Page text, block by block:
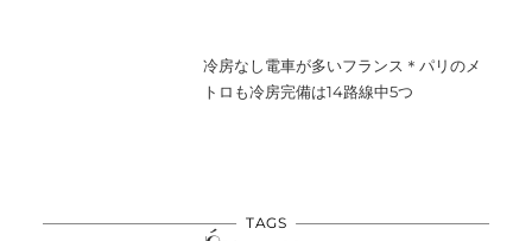
冷房なし電車が多いフランス＊パリのメ
トロも冷房完備は14路線中5つ
TAGS